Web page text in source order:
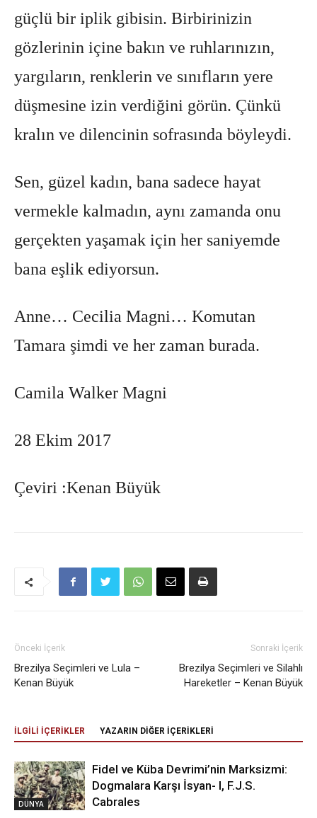
güçlü bir iplik gibisin. Birbirinizin
gözlerinin içine bakın ve ruhlarınızın,
yargıların, renklerin ve sınıfların yere
düşmesine izin verdiğini görün. Çünkü
kralın ve dilencinin sofrasında böyleydi.
Sen, güzel kadın, bana sadece hayat
vermekle kalmadın, aynı zamanda onu
gerçekten yaşamak için her saniyemde
bana eşlik ediyorsun.
Anne… Cecilia Magni… Komutan
Tamara şimdi ve her zaman burada.
Camila Walker Magni
28 Ekim 2017
Çeviri :Kenan Büyük
Önceki İçerik
Brezilya Seçimleri ve Lula –
Kenan Büyük
Sonraki İçerik
Brezilya Seçimleri ve Silahlı
Hareketler – Kenan Büyük
İLGİLİ İÇERİKLER YAZARIN DİĞER İÇERİKLERİ
DÜNYA
Fidel ve Küba Devrimi’nin Marksizmi:
Dogmalara Karşı İsyan- I, F.J.S.
Cabrales